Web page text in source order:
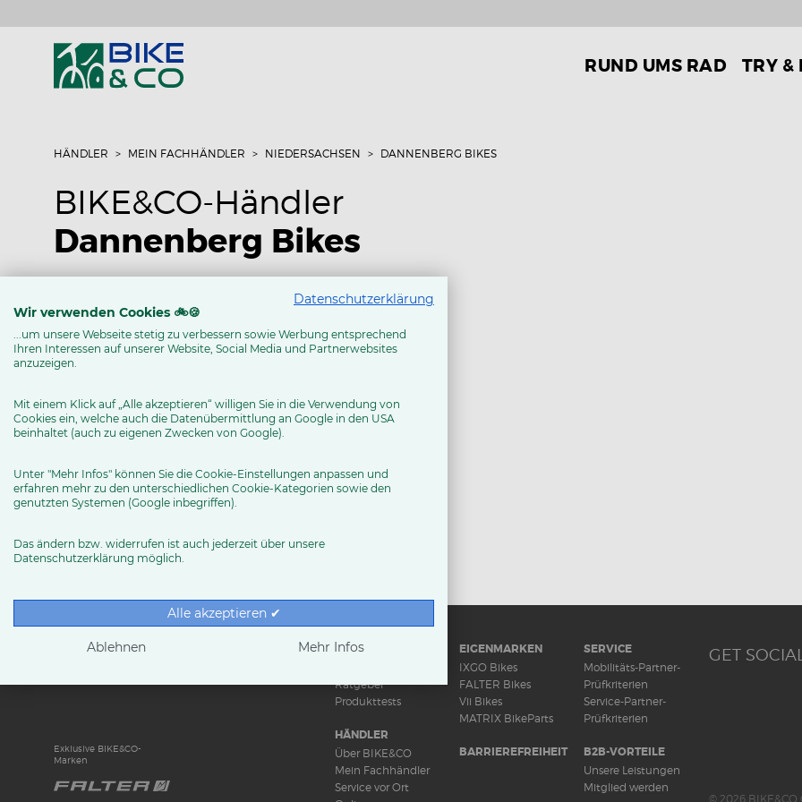
RUND UMS RAD TRY &
HÄNDLER MEIN FACHHÄNDLER NIEDERSACHSEN DANNENBERG BIKES
BIKE&CO-Händler
Dannenberg Bikes
Osterstr. 17
Tel: +49 5105 528 30
info (at) dannenberg.bike
Instagram
Exklusive BIKE&CO-
Marken
RUND UMS RAD
Ratgeber
Produkttests
HÄNDLER
Über BIKE&CO
Mein Fachhändler
Service vor Ort
EIGENMARKEN
IXGO Bikes
FALTER Bikes
Vii Bikes
MATRIX BikeParts
BARRIEREFREIHEIT
SERVICE
Mobilitäts-Partner-
Prüfkriterien
Service-Partner-
Prüfkriterien
B2B-VORTEILE
Unsere Leistungen
Mitglied werden
GET
© 2026 BIKE&CO
Datenschutzerklärung
Wir verwenden Cookies 🚲🍪
...um unsere Webseite stetig zu verbessern sowie Werbung entsprechend
Ihren Interessen auf unserer Website, Social Media und Partnerwebsites
anzuzeigen.
Mit einem Klick auf „Alle akzeptieren“ willigen Sie in die Verwendung von
Cookies ein, welche auch die Datenübermittlung an Google in den USA
beinhaltet (auch zu eigenen Zwecken von Google).
Unter "Mehr Infos" können Sie die Cookie-Einstellungen anpassen und
erfahren mehr zu den unterschiedlichen Cookie-Kategorien sowie den
genutzten Systemen (Google inbegriffen).
Das ändern bzw. widerrufen ist auch jederzeit über unsere
Datenschutzerklärung möglich.
Alle akzeptieren ✔
Ablehnen Mehr Infos